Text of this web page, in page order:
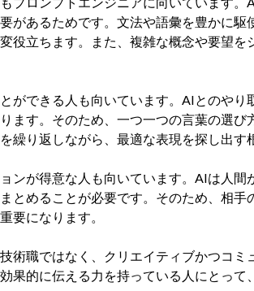
があるためです。文法や語彙を豊かに駆
役立ちます。また、複雑な概念や要望を
ができる人も向いています。AIとのやり
ます。そのため、一つ一つの言葉の選び
繰り返しながら、最適な表現を探し出す
ンが得意な人も向いています。AIは人間
とめることが必要です。そのため、相手
要になります。
術職ではなく、クリエイティブかつコミ
果的に伝える力を持っている人にとって